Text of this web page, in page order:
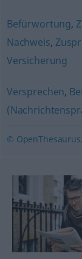
Befürwortung,
Nachweis,
Versicherung
Versprechen,
©